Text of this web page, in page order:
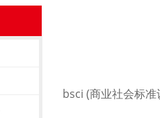
bsci (商业社会标